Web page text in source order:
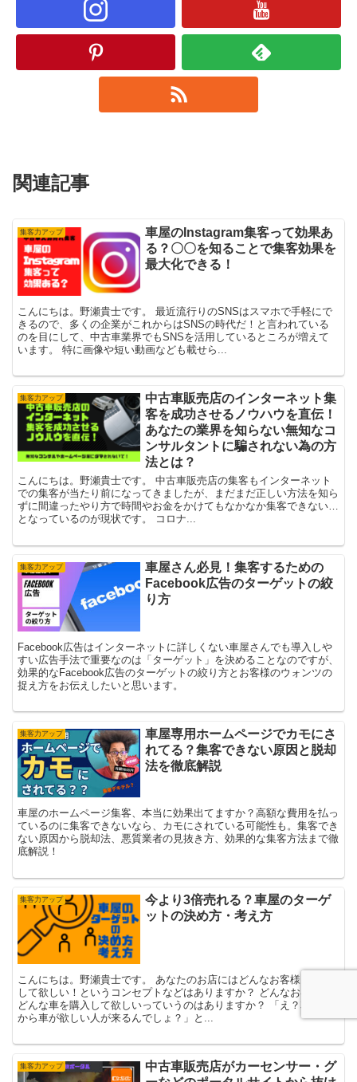
関連記事
集客力アップ
車屋のInstagram集客って効果あ
る？〇〇を知ることで集客効果を
最大化できる！
こんにちは。野瀬貴士です。 最近流行りのSNSはスマホで手軽にで
きるので、多くの企業がこれからはSNSの時代だ！と言われている
のを目にして、中古車業界でもSNSを活用しているところが増えて
います。 特に画像や短い動画なども載せら...
集客力アップ
中古車販売店のインターネット集
客を成功させるノウハウを直伝！
あなたの業界を知らない無知なコ
ンサルタントに騙されない為の方
法とは？
こんにちは。野瀬貴士です。 中古車販売店の集客もインターネット
での集客が当たり前になってきましたが、まだまだ正しい方法を知ら
ずに間違ったやり方で時間やお金をかけてもなかなか集客できない…
となっているのが現状です。 コロナ...
集客力アップ
車屋さん必見！集客するための
Facebook広告のターゲットの絞
り方
Facebook広告はインターネットに詳しくない車屋さんでも導入しや
すい広告手法で重要なのは「ターゲット」を決めることなのですが、
効果的なFacebook広告のターゲットの絞り方とお客様のウォンツの
捉え方をお伝えしたいと思います。
集客力アップ
車屋専用ホームページでカモにさ
れてる？集客できない原因と脱却
法を徹底解説
車屋のホームページ集客、本当に効果出てますか？高額な費用を払っ
ているのに集客できないなら、カモにされている可能性も。集客でき
ない原因から脱却法、悪質業者の見抜き方、効果的な集客方法まで徹
底解説！
集客力アップ
今より3倍売れる？車屋のターゲ
ットの決め方・考え方
こんにちは。野瀬貴士です。 あなたのお店にはどんなお客様に来店
して欲しい！というコンセプトなどはありますか？ どんなお客様に
どんな車を購入して欲しいっていうのはありますか？ 「え？車屋だ
から車が欲しい人が来るんでしょ？」と...
集客力アップ
中古車販売店がカーセンサー・グ